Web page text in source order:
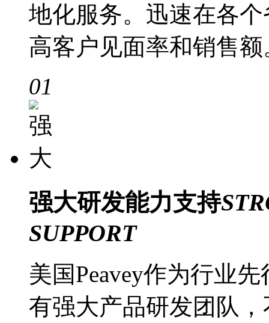
地化服务。迅速在各
高客户见面率和销售额
01
强大研发能力支持
SUPPORT
美国Peavey作为行业
有强大产品研发团队